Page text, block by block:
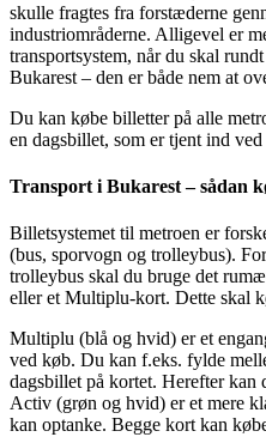
skulle fragtes fra forstæderne
industriområderne. Alligevel er
transportsystem, når du skal
Bukarest – den er både nem at
Du kan købe billetter på alle
en dagsbillet, som er tjent ind
Transport i Bukarest – sådan
Billetsystemet til metroen er
(bus, sporvogn og trolleybus).
trolleybus skal du bruge det
eller et Multiplu-kort. Dette skal
Multiplu (blå og hvid) er et
ved køb. Du kan f.eks. fylde
dagsbillet på kortet. Herefter kan
Activ (grøn og hvid) er et mere
kan optanke. Begge kort kan